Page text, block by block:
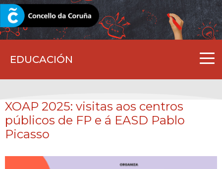
EDUCACIÓN
CORUNA.GAL
XOAP 2025: visitas aos centros
públicos de FP e á EASD Pablo
Picasso